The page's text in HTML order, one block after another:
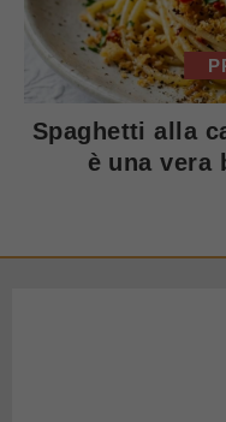
Spaghetti alla
è una vera